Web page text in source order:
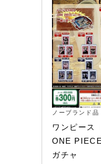
ノーブランド品
ワンピース
ONE
ガチャ